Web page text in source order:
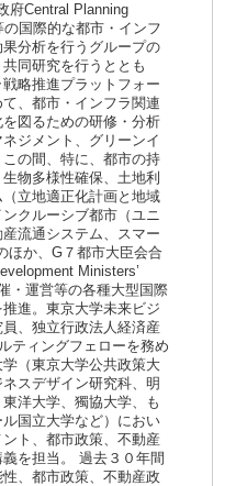
府Central Planning
国際的な都市・インフ
分析を行うグループの
同研究を行うととも
略推進プラットフォー
、都市・インフラ関連
図るための研修・分析
ジメント、グリーンイ
の間、特に、都市の持
物多様性確保、土地利
立地適正化計画と地域
クルーシブ都市（ユニ
流通システム、スマー
ほか、G７都市大臣会合
Ministers’
・運営等の各種大型国際
進。東京大学未来ビジ
、独立行政法人経済産
ティングフェローを務め
（東京大学公共政策大
スデザイン研究科、明
洋大学、獨協大学、も
国立大学など）におい
ト、都市政策、不動産
を担当。 過去３０年間
、都市政策、不動産政